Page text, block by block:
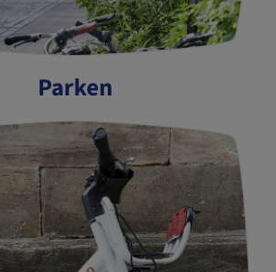
Parken